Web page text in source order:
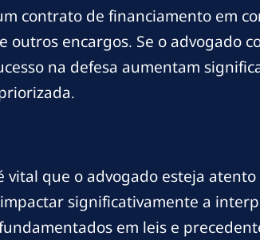
contrato de financiamento em
outros encargos. Se o advogado
na defesa aumentam
vital que o advogado esteja
significativamente a
em leis e